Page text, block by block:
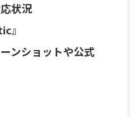
状況
』
ンショットや公式